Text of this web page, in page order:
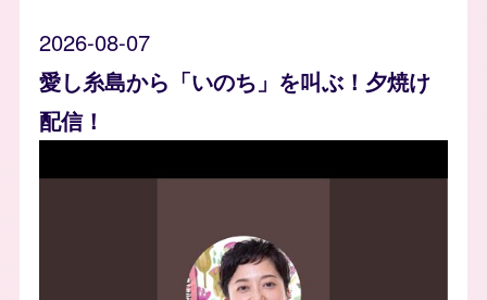
2026-08-07
愛し糸島から「いのち」を叫ぶ！夕焼け
配信！